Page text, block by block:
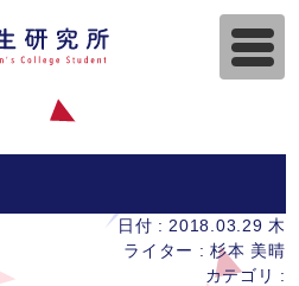
日付 : 2018.03.29 木
ライター : 杉本 美晴
カテゴリ :